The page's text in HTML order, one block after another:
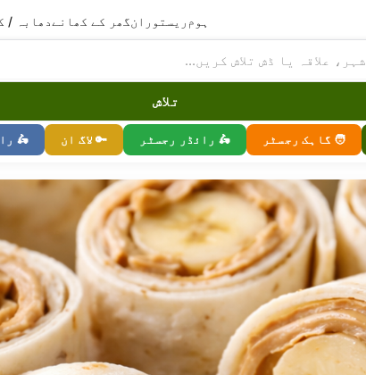
ہوم ریستورانگھر کے کھانےدھابہ /
تلاش
🧑 گاہک رجسٹر 🛵 رائڈر رجسٹر 🔑 لاگ ان 🛵